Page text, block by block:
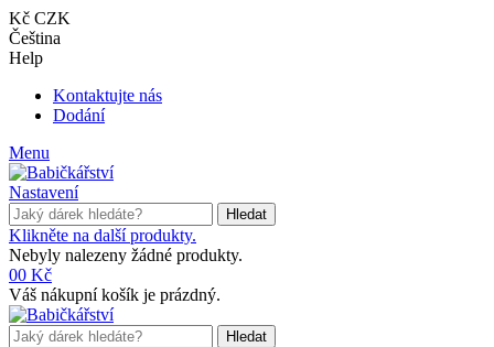
Kč CZK
Čeština
Help
Kontaktujte nás
Dodání
Menu
Nastavení
Hledat
Klikněte na další produkty.
Nebyly nalezeny žádné produkty.
00 Kč
Váš nákupní košík je prázdný.
Hledat